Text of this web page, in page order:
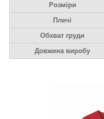
Розміри
Плечі
Обхват груди
Довжина виробу